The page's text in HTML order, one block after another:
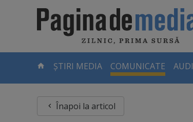
ȘTIRI MEDIA COMUNICATE
Înapoi la articol